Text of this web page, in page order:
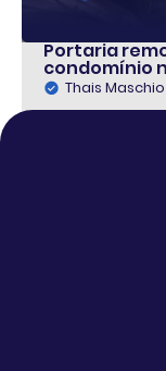
Portaria
condomínio
Thais Maschio